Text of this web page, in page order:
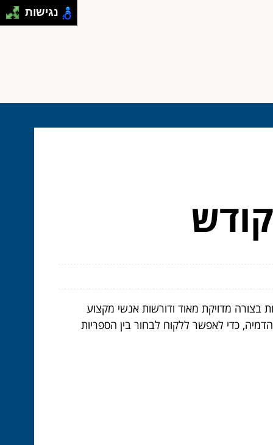
בצורה מדויקת מאוד ודורשות אנשי מקצוע
כדי לאפשר ללקוח לבחור בין הספריות
נגישות